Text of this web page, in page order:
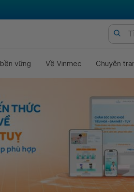
vững Về Vinmec Chuyên